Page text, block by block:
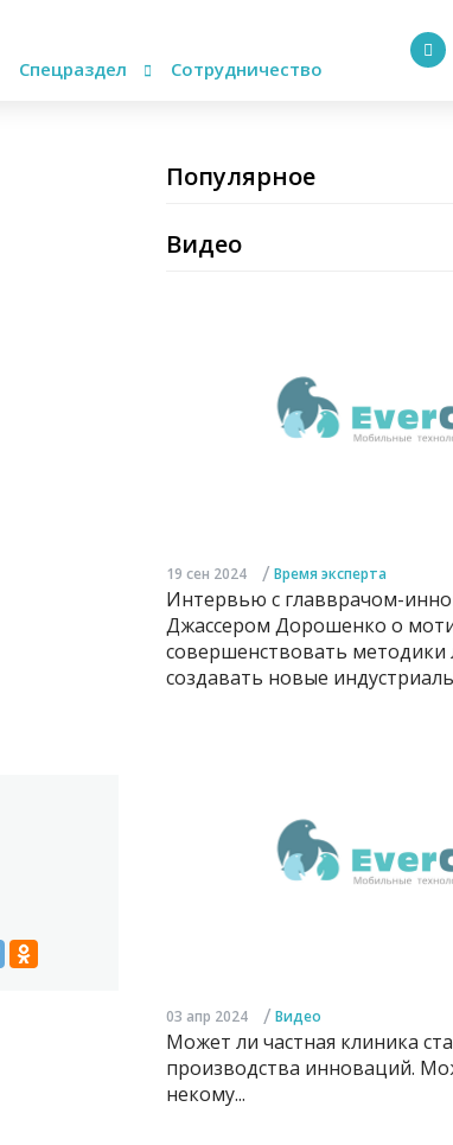
Спецраздел Сотрудничество
Популярное
Видео
19 сен 2024 / Время эксперта
Интервью с главврачом-
Джассером Дорошенко о
совершенствовать методики
создавать новые
03 апр 2024 / Видео
Может ли частная клиника
производства инноваций.
некому...